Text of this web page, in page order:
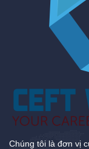
Chúng tôi là đơn vị